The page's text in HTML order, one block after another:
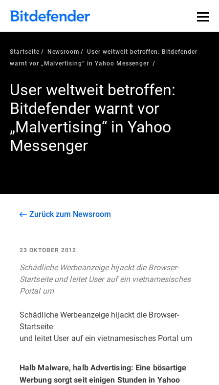
Startseite Newsroom
User weltweit betroffen: Bitdefender
warnt vor „Malvertising“ in Yahoo Messenger
User weltweit betroffen:
Bitdefender warnt vor
„Malvertising“ in Yahoo
Messenger
Zurück zum Newsroom
23 OKTOBER 2012
Schädliche Werbeanzeige hijackt die Browser-
Startseite und leitet User auf ein vietnamesisches
Portal um
Schädliche Werbeanzeige hijackt die Browser-
Startseite
und leitet User auf ein vietnamesisches Portal um
Halb Malware, halb Advertising: Eine bösartige
Werbung sorgt seit einigen Stunden in Yahoo